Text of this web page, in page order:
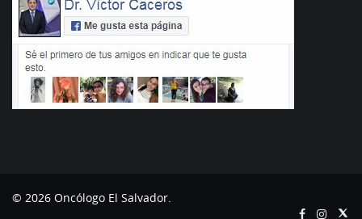
© 2026 Oncólogo El Salvador.